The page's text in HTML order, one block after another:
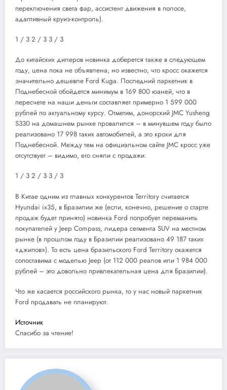
переключения света фар, ассистент движения в полосе,
адаптивный круиз-контроль).
1 / 3 2 / 3 3 / 3
До китайских дилеров новинка доберется также в следующем
году, цена пока не объявлена, но известно, что кросс окажется
значительно дешевле Ford Kuga. Последний паркетник в
Поднебесной обойдется минимум в 169 800 юаней, что в
пересчете на наши деньги составляет примерно 1 599 000
рублей по актуальному курсу. Отметим, донорский JMC Yusheng
S330 на домашнем рынке провалился – в минувшем году было
реализовано 17 998 таких автомобилей, а это крохи для
Поднебесной. Между тем на официальном сайте JMC кросс уже
отсутствует – видимо, его сняли с продажи.
1 / 3 2 / 3 3 / 3
В Китае одним из главных конкурентов Territory считается
Hyundai ix35, в Бразилии же (если, конечно, решение о старте
продаж будет принято) новинка Ford попробует переманить
покупателей у Jeep Compass, лидера сегмента SUV на местном
рынке (в прошлом году в Бразилии реализовано 49 187 таких
«джипов»). То есть цена бразильского Ford Territory окажется
сопоставима с моделью Jeep (от 112 000 реалов или 1 984 000
рублей – это довольно привлекательная цена для Бразилии).
Что же касается российского рынка, то у нас новый паркетник
Ford продавать не планируют.
Источник
Спасибо за чтение!